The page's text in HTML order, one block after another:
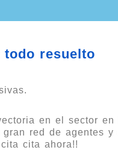
todo resuelto
en el sector en
red de agentes y
cita ahora!!